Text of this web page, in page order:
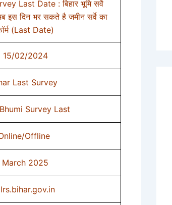
Last Date : बिहार भूमि सर्वे
इस दिन भर सकते है जमीन सर्वे का
(Last Date)
15/02/2024
Last Survey
Survey Last
Offline
March 2025